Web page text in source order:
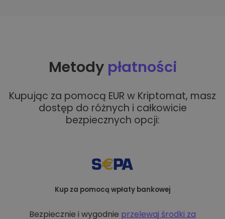
Metody płatności
Kupując za pomocą EUR w Kriptomat, masz
dostęp do różnych i całkowicie
bezpiecznych opcji:
Kup za pomocą wpłaty bankowej
Bezpiecznie i wygodnie przelewaj środki za